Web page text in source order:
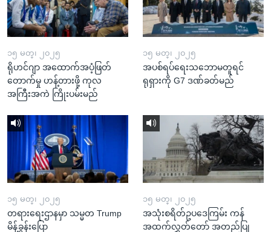
၁၅ မတ္၊ ၂၀၂၅
ရိုဟင်ဂျာ အထောက်အပံ့ဖြတ်
တောက်မှု ဟန့်တားဖို့ ကုလ
အကြီးအကဲ ကြိုးပမ်းမည်
၁၅ မတ္၊ ၂၀၂၅
အပစ်ရပ်ရေးသဘောမတူရင်
ရုရှားကို G7 ဒဏ်ခတ်မည်
၁၅ မတ္၊ ၂၀၂၅
တရားရေးဌာနမှာ သမ္မတ Trump
မိန့်ခွန်းပြော
၁၅ မတ္၊ ၂၀၂၅
အသုံးစရိတ်ဥပဒေကြမ်း ကန်
အထက်လွှတ်တော် အတည်ပြု